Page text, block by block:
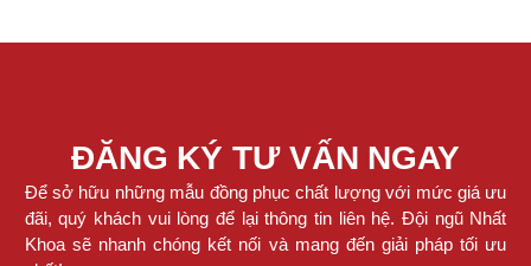
ĐĂNG KÝ TƯ VẤN NGAY
Để sở hữu những mẫu đồng phục chất lượng với mức giá ưu
đãi, quý khách vui lòng để lại thông tin liên hệ. Đội ngũ Nhất
Khoa sẽ nhanh chóng kết nối và mang đến giải pháp tối ưu